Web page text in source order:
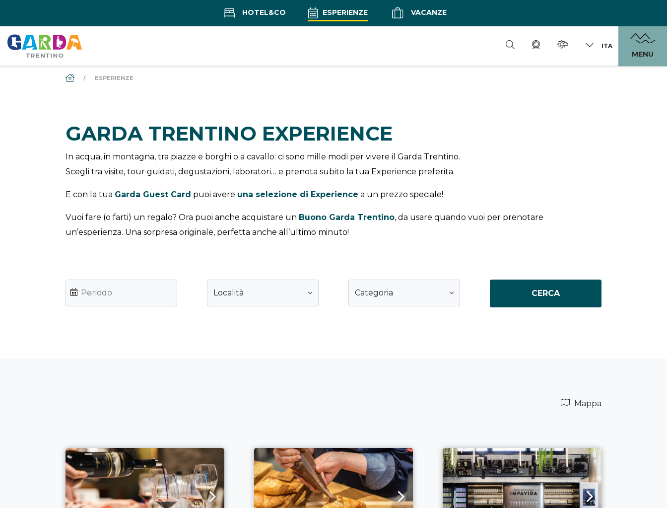
HOTEL&CO ESPERIENZE VACANZE
ITA
MENU
DS_BREADCRUMB.HOME
ESPERIENZE
GARDA TRENTINO EXPERIENCE
In acqua, in montagna, tra piazze e borghi o a cavallo: ci sono mille modi per vivere il Garda Trentino.
Scegli tra visite, tour guidati, degustazioni, laboratori… e prenota subito la tua Experience preferita.
E con la tua Garda Guest Card puoi avere una selezione di Experience a un prezzo speciale!
Vuoi fare (o farti) un regalo? Ora puoi anche acquistare un Buono Garda Trentino, da usare quando vuoi per prenotare
un’esperienza. Una sorpresa originale, perfetta anche all’ultimo minuto!
Località Categoria CERCA
Mappa